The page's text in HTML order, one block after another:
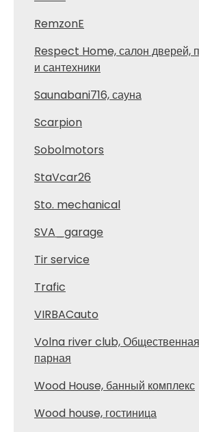
RemzonE
Respect Home, салон дверей,
и сантехники
Saunabani716, сауна
Scarpion
Sobolmotors
StaVcar26
Sto. mechanical
SVA_garage
Tir service
Trafic
VIRBACauto
Volna river club, Общественная
парная
Wood House, банный комплекс
Wood house, гостиница